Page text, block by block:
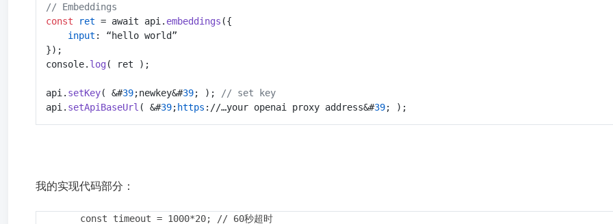
// Embeddings
const
ret = await api. embeddings
input : “hello world”
});
console. log( ret );
api. setKey( &#39;newkey&#39; );
// set key
api. setApiBaseUrl ( &#39; https ://…your openai proxy address&#39; );
我的实现代码部分：